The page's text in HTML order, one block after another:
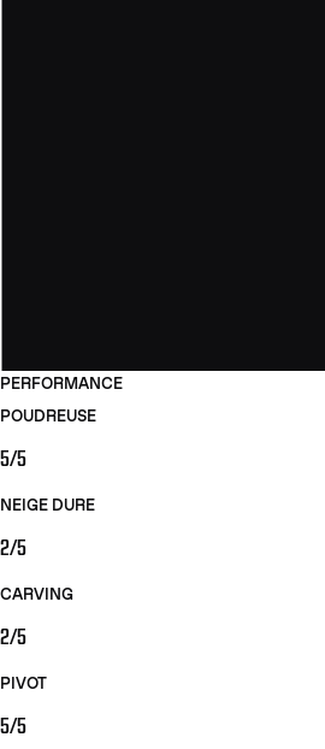
PERFORMANCE
POUDREUSE
5/5
NEIGE DURE
2/5
CARVING
2/5
PIVOT
5/5